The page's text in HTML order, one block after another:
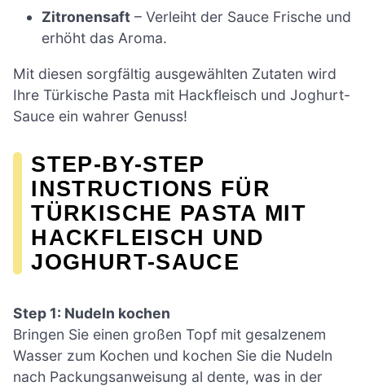
Zitronensaft – Verleiht der Sauce Frische und
erhöht das Aroma.
Mit diesen sorgfältig ausgewählten Zutaten wird
Ihre Türkische Pasta mit Hackfleisch und Joghurt-
Sauce ein wahrer Genuss!
STEP-BY-STEP
INSTRUCTIONS FÜR
TÜRKISCHE PASTA MIT
HACKFLEISCH UND
JOGHURT-SAUCE
Step 1: Nudeln kochen
Bringen Sie einen großen Topf mit gesalzenem
Wasser zum Kochen und kochen Sie die Nudeln
nach Packungsanweisung al dente, was in der